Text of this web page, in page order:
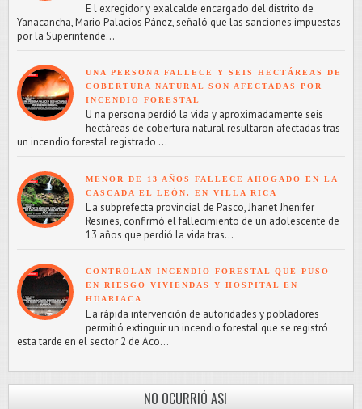
E l exregidor y exalcalde encargado del distrito de
Yanacancha, Mario Palacios Pánez, señaló que las sanciones impuestas
por la Superintende...
UNA PERSONA FALLECE Y SEIS HECTÁREAS DE
COBERTURA NATURAL SON AFECTADAS POR
INCENDIO FORESTAL
U na persona perdió la vida y aproximadamente seis
hectáreas de cobertura natural resultaron afectadas tras
un incendio forestal registrado ...
MENOR DE 13 AÑOS FALLECE AHOGADO EN LA
CASCADA EL LEÓN, EN VILLA RICA
L a subprefecta provincial de Pasco, Jhanet Jhenifer
Resines, confirmó el fallecimiento de un adolescente de
13 años que perdió la vida tras...
CONTROLAN INCENDIO FORESTAL QUE PUSO
EN RIESGO VIVIENDAS Y HOSPITAL EN
HUARIACA
L a rápida intervención de autoridades y pobladores
permitió extinguir un incendio forestal que se registró
esta tarde en el sector 2 de Aco...
NO OCURRIÓ ASI